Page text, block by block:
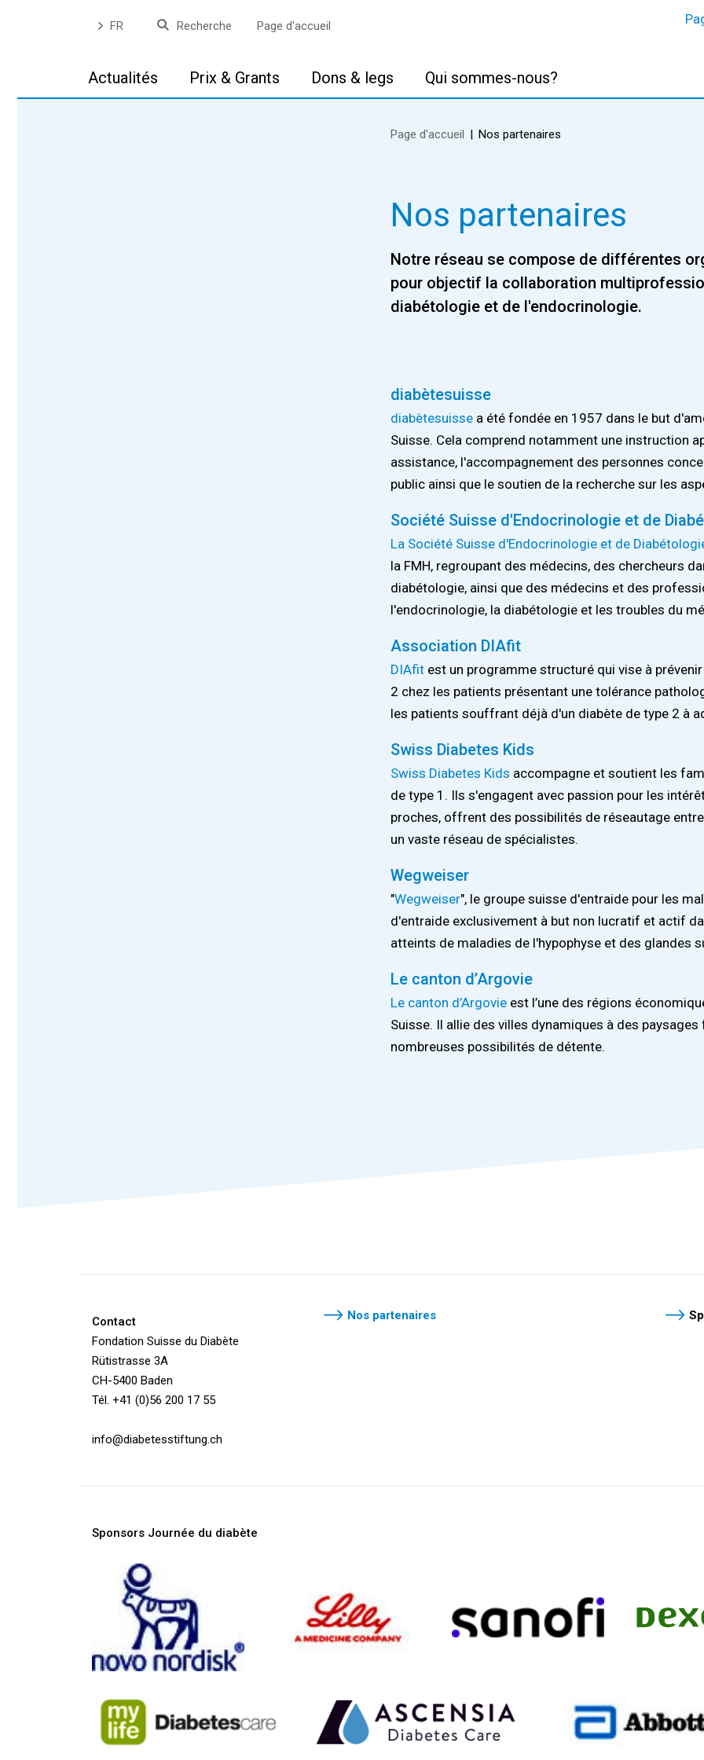
FR Recherche Page d'accueil
Actualités Prix & Grants Dons & legs Qui sommes-nous?
Page d'accueil Nos partenaires
Nos partenaires
Notre réseau se compose de différentes
pour objectif la collaboration
diabétologie et de l'endocrinologie.
diabètesuisse
diabètesuisse a été fondée en 1957 dans le but
Suisse. Cela comprend notamment une instruction
assistance, l'accompagnement des personnes
public ainsi que le soutien de la recherche sur les
Société Suisse d'Endocrinologie et de
La Société Suisse d'Endocrinologie et de
la FMH, regroupant des médecins, des chercheurs
diabétologie, ainsi que des médecins et des
l'endocrinologie, la diabétologie et les troubles du
Association DIAfit
DIAfit est un programme structuré qui vise à
2 chez les patients présentant une tolérance
les patients souffrant déjà d'un diabète de type 2 à
Swiss Diabetes Kids
Swiss Diabetes Kids accompagne et soutient les
de type 1. Ils s'engagent avec passion pour les
proches, offrent des possibilités de réseautage
un vaste réseau de spécialistes.
Wegweiser
"Wegweiser", le groupe suisse d'entraide pour les
d'entraide exclusivement à but non lucratif et actif
atteints de maladies de l'hypophyse et des glandes
Le canton d’Argovie
Le canton d’Argovie est l’une des régions
Suisse. Il allie des villes dynamiques à des
nombreuses possibilités de détente.
Contact
Fondation Suisse du Diabète
Rütistrasse 3A
CH-5400 Baden
Tél. +41 (0)56 200 17 55
info@diabetesstiftung.ch
Nos partenaires
Sponsors Journée du diabète